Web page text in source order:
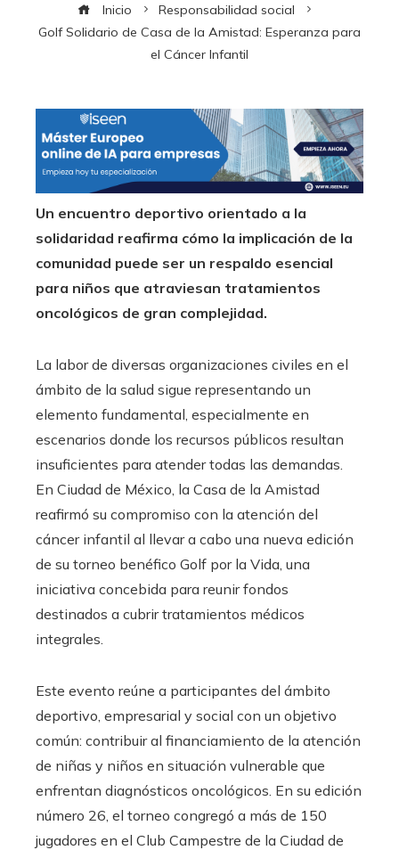
Inicio
Responsabilidad social
Golf Solidario de Casa de la Amistad: Esperanza para
el Cáncer Infantil
Un encuentro deportivo orientado a la
solidaridad reafirma cómo la implicación de la
comunidad puede ser un respaldo esencial
para niños que atraviesan tratamientos
oncológicos de gran complejidad.
La labor de diversas organizaciones civiles en el
ámbito de la salud sigue representando un
elemento fundamental, especialmente en
escenarios donde los recursos públicos resultan
insuficientes para atender todas las demandas.
En Ciudad de México, la Casa de la Amistad
reafirmó su compromiso con la atención del
cáncer infantil al llevar a cabo una nueva edición
de su torneo benéfico Golf por la Vida, una
iniciativa concebida para reunir fondos
destinados a cubrir tratamientos médicos
integrales.
Este evento reúne a participantes del ámbito
deportivo, empresarial y social con un objetivo
común: contribuir al financiamiento de la atención
de niñas y niños en situación vulnerable que
enfrentan diagnósticos oncológicos. En su edición
número 26, el torneo congregó a más de 150
jugadores en el Club Campestre de la Ciudad de